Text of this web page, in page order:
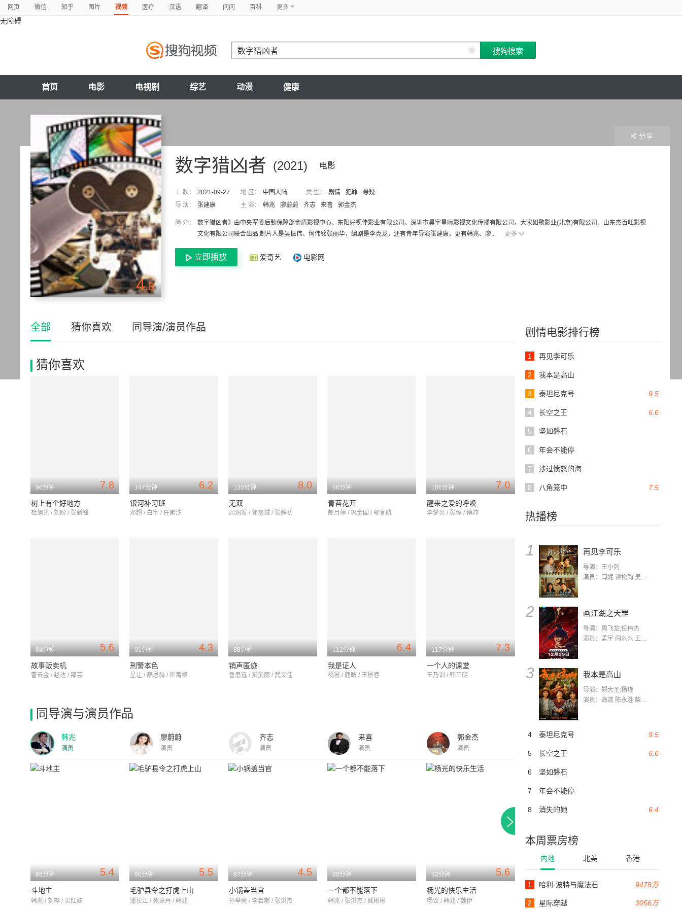
网页 微信 知乎 图片 视频 医疗 汉语 翻译 问问 百科 更多
无障碍
首页 电影 电视剧 综艺 动漫 健康
4.8
(2021) 电影
数字猎凶者
上 映： 2021-09-27 地 区： 中国大陆 类 型： 剧情 犯罪
悬疑
导 演：
张建康 主 演： 韩兆 廖蔚蔚 齐志 来喜 郭金杰
简 介：
数字猎凶者》由中央军委后勤保障部金盾影视中心、东阳好视佳影业有限公司、深圳市昊宇星际影视文化传播有限公司，大宋如歌影业(北京)有限公司、山东杰百旺影视
文化有限公司联合出品,制片人是吴振伟、何伟铭张丽华，编剧是李克龙，还有青年导演张建康，更有韩兆、廖...
更多
立即播放 爱奇艺 电影网
分享
剧情电影排行榜
1 再见李可乐
2 我本是高山
9.5
3 泰坦尼克号
6.6
4 长空之王
5 坚如磐石
6 年会不能停
7 涉过愤怒的海
7.5
8 八角笼中
热播榜
1 再见李可乐
导演：王小列
演员：闫妮 谭松韵 吴京 蒋龙 赵小棠 冯雷 李虎城 平安 小七 小可乐
2 画江湖之天罡
导演：周飞龙;任伟杰
演员：孟宇 阎么么 王凯 郭政建 阎萌萌 杨默 高枫 齐斯伽 刘芊含 马程
3 我本是高山
导演：郑大圣;杨瑾
演员：海清 陈永胜 柴烨 王玥婷 万国鹏 美朵达瓦 赵瑞婷 罗解艳 郭莉娜 潘家艳
9.5
4 泰坦尼克号
6.6
5 长空之王
6 坚如磐石
7 年会不能停
6.4
8 消失的她
本周票房榜
内地 北美 香港
9478万
1 哈利·波特与魔法石
3056万
2 星际穿越
全部 猜你喜欢 同导演/演员作品
猜你喜欢
7.8
96分钟
树上有个好地方
杜旭光 / 刘盼 / 张新锋
6.2
147分钟
银河补习班
邓超 / 白宇 / 任素汐
8.0
130分钟
无双
周润发 / 郭富城 / 张静初
96分钟
青苔花开
郎月婷 / 巩金国 / 邬宜航
7.0
106分钟
醒来之爱的呼唤
李梦男 / 张琛 / 傅冲
5.6
84分钟
故事贩卖机
曹云金 / 赵达 / 邵芸
4.3
91分钟
刑警本色
呈让 / 康恩赫 / 崔菁格
88分钟
销声匿迹
鲁思远 / 奚美丽 / 武文佳
6.4
112分钟
我是证人
杨幂 / 鹿晗 / 王景春
7.3
117分钟
一个人的课堂
王乃训 / 韩三明
同导演与演员作品
韩兆
演员
廖蔚蔚
演员
齐志
演员
来喜
演员
郭金杰
演员
5.4
88分钟
斗地主
韩兆 / 刘桦 / 买红妹
5.5
90分钟
毛驴县令之打虎上山
潘长江 / 苑琼丹 / 韩兆
4.5
87分钟
小锅盖当官
孙举亮 / 李若斯 / 张洪杰
89分钟
一个都不能落下
韩兆 / 张洪杰 / 臧彬彬
5.6
93分钟
杨光的快乐生活
杨议 / 韩兆 / 魏伊
5.8
候鸟
王姬 / 高丽雯 / 陈朵怡
格桑花之爱在前行
郑岚 / 修睿 / 赵亮